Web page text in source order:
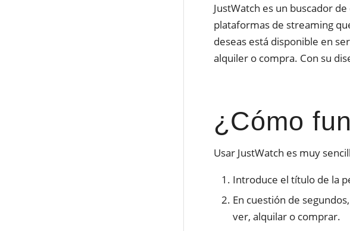
JustWatch es un buscador
plataformas de streaming
deseas está disponible en
alquiler o compra. Con su
¿Cómo
Usar JustWatch es muy
Introduce el título de la
En cuestión de
ver, alquilar o comprar.